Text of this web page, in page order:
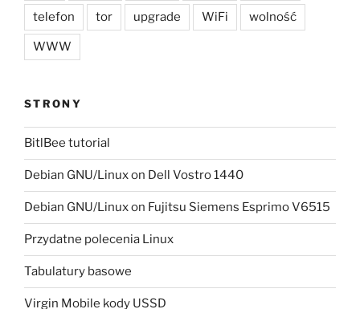
telefon tor upgrade WiFi wolność
WWW
STRONY
BitlBee tutorial
Debian GNU/Linux on Dell Vostro 1440
Debian GNU/Linux on Fujitsu Siemens Esprimo V6515
Przydatne polecenia Linux
Tabulatury basowe
Virgin Mobile kody USSD